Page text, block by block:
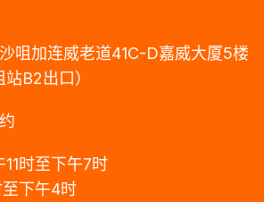
咀加连威老道41C-D嘉威大厦5楼
B2出口）
时至下午7时
至下午4时